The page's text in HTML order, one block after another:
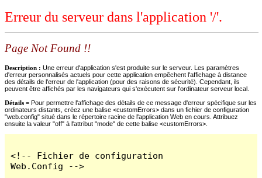
Erreur du serveur dans l'application '/'.
Page Not Found !!
Description : Une erreur d'application s'est produite sur le serveur. Les paramètres
d'erreur personnalisés actuels pour cette application empêchent l'affichage à distance
des détails de l'erreur de l'application (pour des raisons de sécurité). Cependant, ils
peuvent être affichés par les navigateurs qui s'exécutent sur l'ordinateur serveur local.
Détails = Pour permettre l'affichage des détails de ce message d'erreur spécifique sur les
ordinateurs distants, créez une balise <customErrors> dans un fichier de configuration
"web.config" situé dans le répertoire racine de l'application Web en cours. Attribuez
ensuite la valeur "off" à l'attribut "mode" de cette balise <customErrors>.
<!-- Fichier de configuration
Web.Config -->